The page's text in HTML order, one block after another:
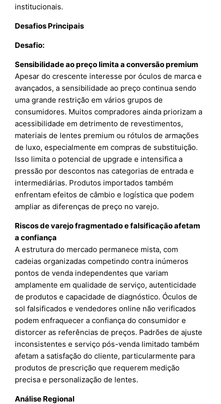
institucionais.
Desafios Principais
Desafio:
Sensibilidade ao preço limita a conversão premium
Apesar do crescente interesse por óculos de marca e
avançados, a sensibilidade ao preço continua sendo
uma grande restrição em vários grupos de
consumidores. Muitos compradores ainda priorizam a
acessibilidade em detrimento de revestimentos,
materiais de lentes premium ou rótulos de armações
de luxo, especialmente em compras de substituição.
Isso limita o potencial de upgrade e intensifica a
pressão por descontos nas categorias de entrada e
intermediárias. Produtos importados também
enfrentam efeitos de câmbio e logística que podem
ampliar as diferenças de preço no varejo.
Riscos de varejo fragmentado e falsificação afetam
a confiança
A estrutura do mercado permanece mista, com
cadeias organizadas competindo contra inúmeros
pontos de venda independentes que variam
amplamente em qualidade de serviço, autenticidade
de produtos e capacidade de diagnóstico. Óculos de
sol falsificados e vendedores online não verificados
podem enfraquecer a confiança do consumidor e
distorcer as referências de preços. Padrões de ajuste
inconsistentes e serviço pós-venda limitado também
afetam a satisfação do cliente, particularmente para
produtos de prescrição que requerem medição
precisa e personalização de lentes.
Análise Regional